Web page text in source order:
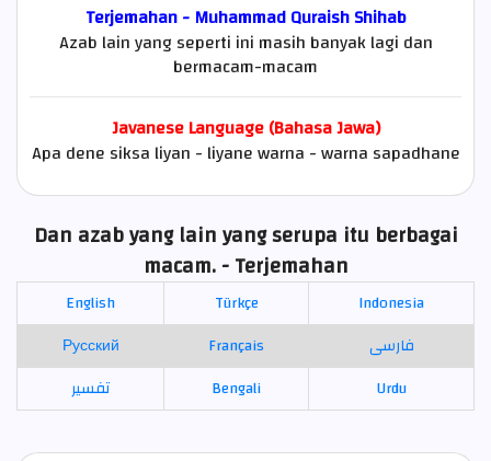
Terjemahan - Muhammad Quraish Shihab
Azab lain yang seperti ini masih banyak lagi dan
bermacam-macam
Javanese Language (Bahasa Jawa)
Apa dene siksa liyan - liyane warna - warna sapadhane
Dan azab yang lain yang serupa itu berbagai
macam. - Terjemahan
English Türkçe
Indonesia
Русский
Français
فارسی
تفسير
Bengali Urdu